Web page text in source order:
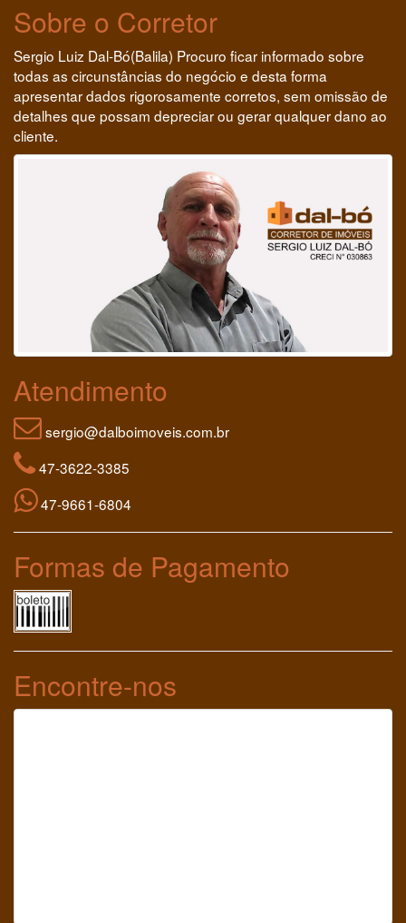
Sobre o Corretor
Sergio Luiz Dal-Bó(Balila) Procuro ficar informado sobre
todas as circunstâncias do negócio e desta forma
apresentar dados rigorosamente corretos, sem omissão de
detalhes que possam depreciar ou gerar qualquer dano ao
cliente.
Atendimento
sergio@dalboimoveis.com.br
47-3622-3385
47-9661-6804
Formas de Pagamento
Encontre-nos